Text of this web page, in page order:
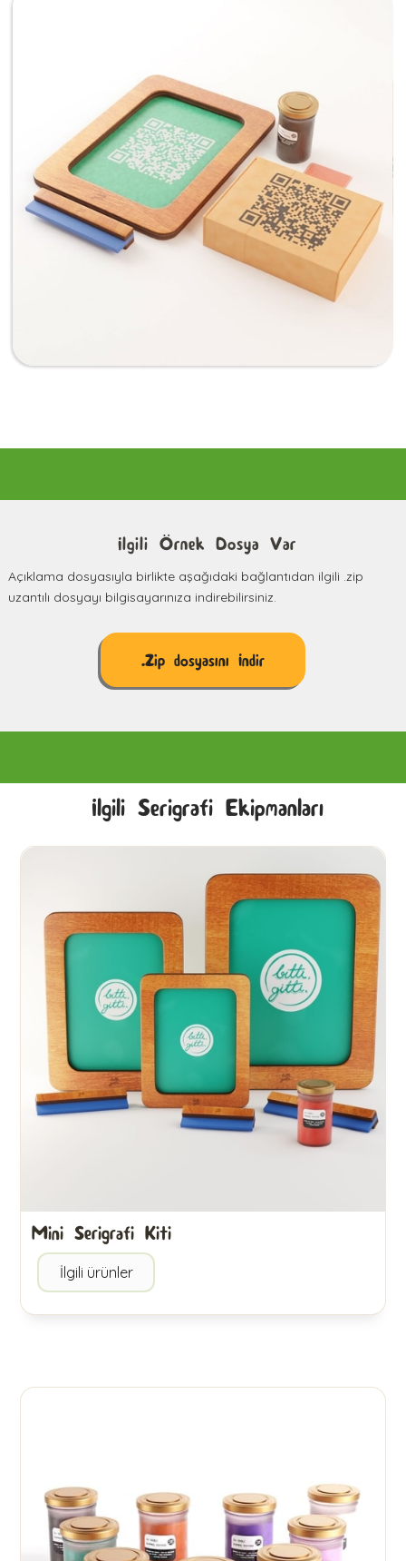
İlgili Örnek Dosya Var
Açıklama dosyasıyla birlikte aşağıdaki bağlantıdan ilgili .zip
uzantılı dosyayı bilgisayarınıza indirebilirsiniz.
.Zip dosyasını İndir
İlgili Serigrafi Ekipmanları
Mini Serigrafi Kiti
İlgili ürünler